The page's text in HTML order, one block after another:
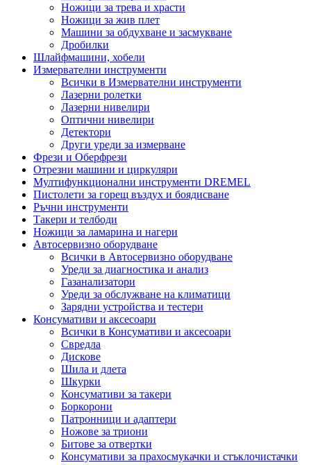
Ножици за трева и храсти
Ножици за жив плет
Машини за обдухване и засмукване
Дробилки
Шлайфмашини, хобели
Измервателни инструменти
Всички в Измервателни инструменти
Лазерни ролетки
Лазерни нивелири
Оптични нивелири
Детектори
Други уреди за измерване
Фрези и Оберфрези
Отрезни машини и циркуляри
Мултифункционални инструменти DREMEL
Пистолети за горещ въздух и боядисване
Ръчни инструменти
Такери и телбоди
Ножици за ламарина и нагери
Автосервизно оборудване
Всички в Автосервизно оборудване
Уреди за диагностика и анализ
Газанализатори
Уреди за обслужване на климатици
Зарядни устройства и тестери
Консумативи и аксесоари
Всички в Консумативи и аксесоари
Свредла
Дискове
Шила и длета
Шкурки
Консумативи за такери
Боркорони
Патронници и адаптери
Ножове за триони
Битове за отвертки
Консумативи за прахосмукачки и стъклочистачки